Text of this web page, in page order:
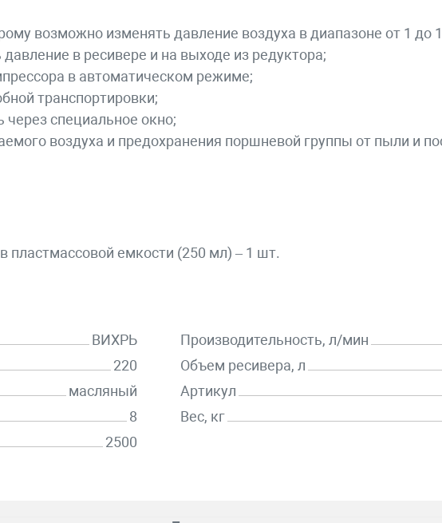
возможно изменять давление воздуха в диапазоне от 1 до
в ресивере и на выходе из редуктора;
в автоматическом режиме;
транспортировки;
специальное окно;
воздуха и предохранения поршневой группы от пыли и
емкости (250 мл) – 1 шт.
ВИХРЬ
220
масляный
8
2500
Производительность, л/мин
Объем ресивера, л
Артикул
Вес, кг